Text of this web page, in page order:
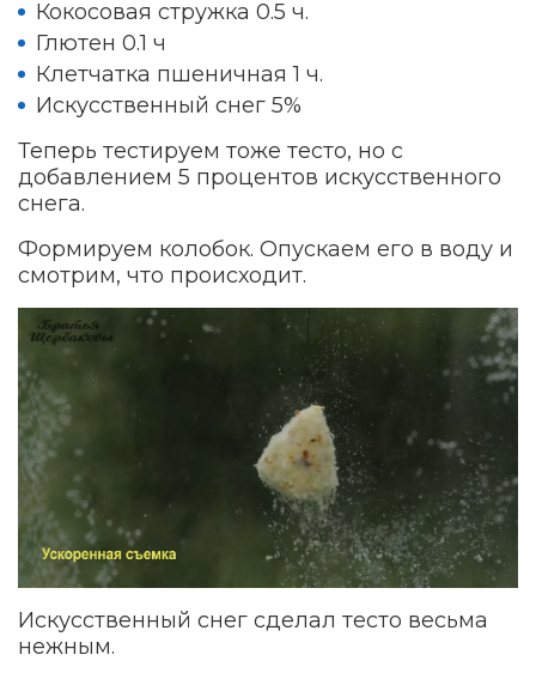
Кокосовая стружка 0.5 ч.
Глютен 0.1 ч
Клетчатка пшеничная 1 ч.
Искусственный снег 5%
Теперь тестируем тоже тесто, но с
добавлением 5 процентов искусственного
снега.
Формируем колобок. Опускаем его в воду и
смотрим, что происходит.
Искусственный снег сделал тесто весьма
нежным.